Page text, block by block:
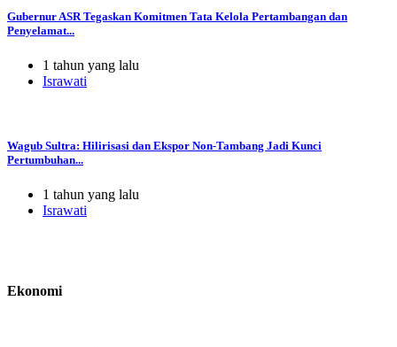
Gubernur ASR Tegaskan Komitmen Tata Kelola Pertambangan dan
Penyelamat...
1 tahun yang lalu
Israwati
Wagub Sultra: Hilirisasi dan Ekspor Non-Tambang Jadi Kunci
Pertumbuhan...
1 tahun yang lalu
Israwati
Ekonomi